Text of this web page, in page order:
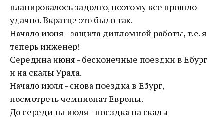
планировалось задолго, поэтому все прошло
удачно. Вкратце это было так.
Начало июня - защита дипломной работы, т.е. я
теперь инженер!
Середина июня - бесконечные поездки в Ебург
и на скалы Урала.
Начало июля - снова поездка в Ебург,
посмотреть чемпионат Европы.
До середины июля - поездка на скалы